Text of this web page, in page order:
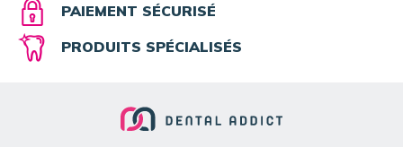
PAIEMENT SÉCURISÉ
PRODUITS SPÉCIALISÉS